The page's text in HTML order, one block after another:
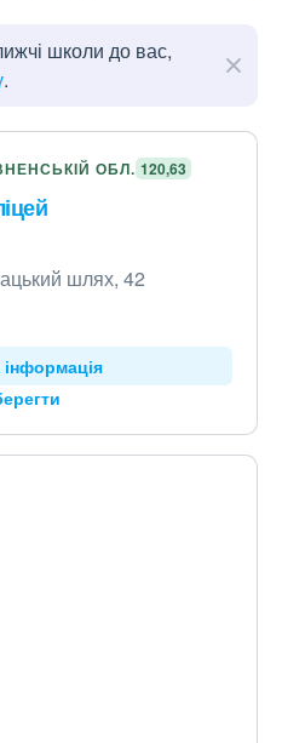
школи до вас,
.
ОБЛ. 120,63
шлях, 42